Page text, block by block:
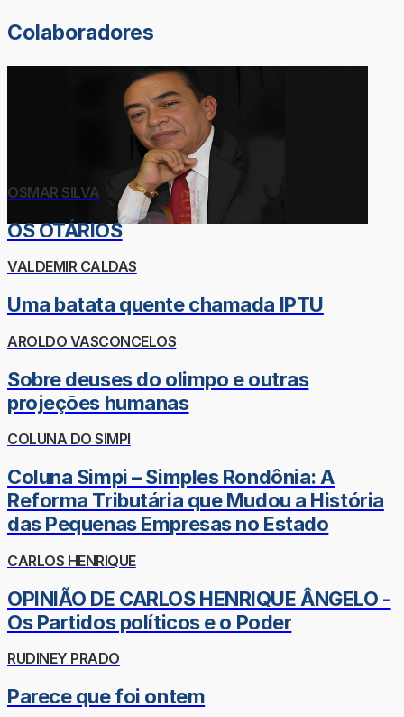
Colaboradores
OSMAR SILVA
OS OTÁRIOS
VALDEMIR CALDAS
Uma batata quente chamada IPTU
AROLDO VASCONCELOS
Sobre deuses do olimpo e outras
projeções humanas
COLUNA DO SIMPI
Coluna Simpi – Simples Rondônia: A
Reforma Tributária que Mudou a História
das Pequenas Empresas no Estado
CARLOS HENRIQUE
OPINIÃO DE CARLOS HENRIQUE ÂNGELO -
Os Partidos políticos e o Poder
RUDINEY PRADO
Parece que foi ontem